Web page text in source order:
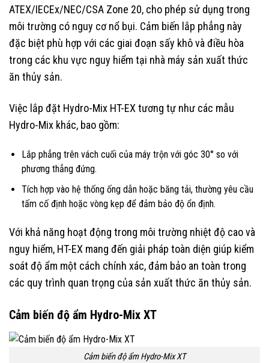
ATEX/IECEx/NEC/CSA Zone 20, cho phép sử dụng trong
môi trường có nguy cơ nổ bụi. Cảm biến lắp phẳng này
đặc biệt phù hợp với các giai đoạn sấy khô và điều hòa
trong các khu vực nguy hiểm tại nhà máy sản xuất thức
ăn thủy sản.
Việc lắp đặt Hydro-Mix HT-EX tương tự như các mẫu
Hydro-Mix khác, bao gồm:
Lắp phẳng trên vách cuối của máy trộn với góc 30° so với
phương thẳng đứng.
Tích hợp vào hệ thống ống dẫn hoặc băng tải, thường yêu cầu
tấm cố định hoặc vòng kẹp để đảm bảo độ ổn định.
Với khả năng hoạt động trong môi trường nhiệt độ cao và
nguy hiểm, HT-EX mang đến giải pháp toàn diện giúp kiểm
soát độ ẩm một cách chính xác, đảm bảo an toàn trong
các quy trình quan trọng của sản xuất thức ăn thủy sản.
Cảm biến độ ẩm Hydro-Mix XT
Cảm biến độ ẩm Hydro-Mix XT